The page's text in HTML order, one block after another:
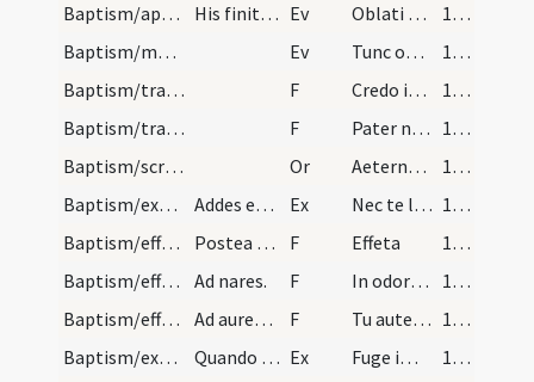
Baptism/apertio aurium/1
His finitis dicat. Ev Oblati sunt
112 (54v)
Baptism/marking/2
Ev Tunc oblati sunt Iesus parvuli
112 (54v)
Baptism/traditio symboli/8
F Credo in Deum
113 (55r)
Baptism/tradition of Lord's Prayer/9
F Pater noster
113 (55r)
Baptism/scrutiny/9
Or Aeternam ac iustissimam
113 (55r)
Baptism/exorcism/11
Addes etiam istam et catechiza capita singulorum. Ex Nec te latet
113 (55r)
Baptism/effeta/10
Postea tangat aurem sinistras singulorum cum sput… F Effeta
114 (55v)
Baptism/effeta/11
Ad nares. F In odorem suavitatis.
115 (56r)
Baptism/effeta/12
Ad aurem dexteram. F Tu autem effugare
115 (56r)
Baptism/exorcism/12
Quando cumque autem voluerit dicat. Ex Fuge immunde spiritus et da honorem Deo vivo et vero.
115 (56r)